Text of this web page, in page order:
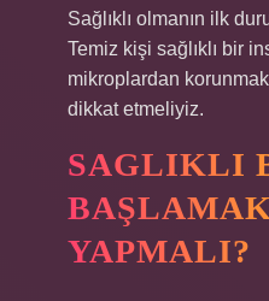
Sağlıklı olmanın ilk
Temiz kişi sağlıklı bir
mikroplardan
dikkat etmeliyiz.
SAGLIKLI
YAPMALI?